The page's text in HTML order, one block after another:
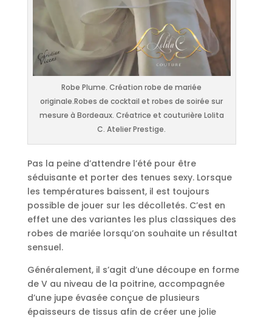
Robe Plume. Création robe de mariée
originale.Robes de cocktail et robes de soirée sur
mesure à Bordeaux. Créatrice et couturière Lolita
C. Atelier Prestige.
Pas la peine d’attendre l’été pour être
séduisante et porter des tenues sexy. Lorsque
les températures baissent, il est toujours
possible de jouer sur les décolletés. C’est en
effet une des variantes les plus classiques des
robes de mariée lorsqu’on souhaite un résultat
sensuel.
Généralement, il s’agit d’une découpe en forme
de V au niveau de la poitrine, accompagnée
d’une jupe évasée conçue de plusieurs
épaisseurs de tissus afin de créer une jolie